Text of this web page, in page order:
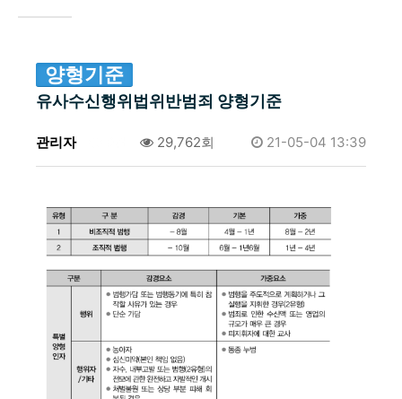
양형기준
유사수신행위법위반범죄 양형기준
관리자 29,762회 21-05-04 13:39